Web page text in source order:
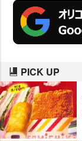
PICK UP